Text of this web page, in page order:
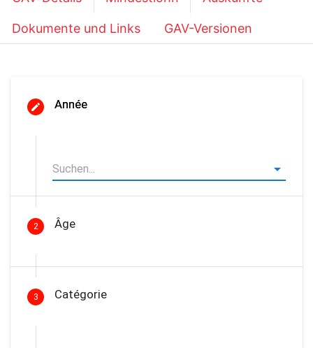
Dokumente und Links GAV-Versionen
Année
2 Âge
3 Catégorie